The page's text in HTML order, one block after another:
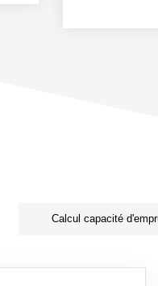
Calcul capacité